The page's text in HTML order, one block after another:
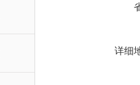
详细